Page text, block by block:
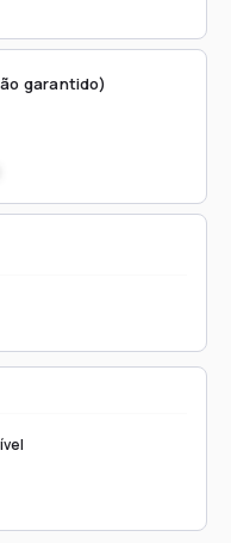
garantido)